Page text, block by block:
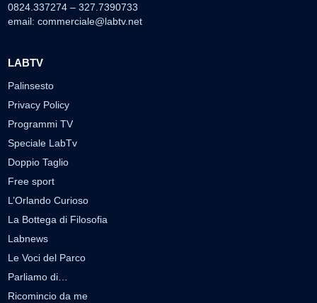
0824.337274 – 327.7390733
email: commerciale@labtv.net
LABTV
Palinsesto
Privacy Policy
Programmi TV
Speciale LabTv
Doppio Taglio
Free sport
L’Orlando Curioso
La Bottega di Filosofia
Labnews
Le Voci del Parco
Parliamo di…
Ricomincio da me